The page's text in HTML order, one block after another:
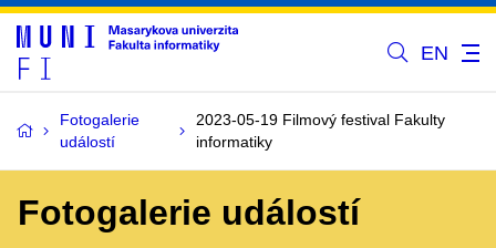
EN
Fotogalerie
událostí
2023-05-19 Filmový festival Fakulty
informatiky
Fotogalerie událostí